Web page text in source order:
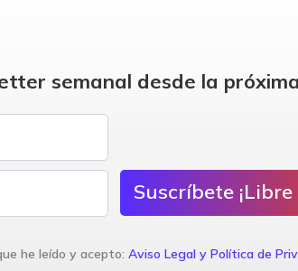
semanal desde la
Suscríbete
he leído y acepto: Aviso Legal y Política de